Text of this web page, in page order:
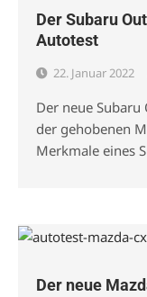
Der Subaru
Autotest
22. Januar 2022
Der neue
der gehobenen
Merkmale eines
Der neue